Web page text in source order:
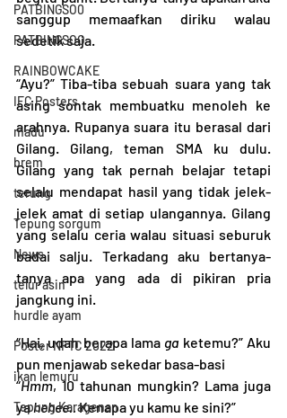
PATBINGSO0
PATBINGSOO
RAINBOWCAKE
IFC Posters
madu
brem
terung
Tepung sorgum
News
telur asin
hurdle ayam
Poster NFTC 2022
ikan lemuru
Tepung Karagenan
sanggup memaafkan diriku walau
sedetik saja.
“Ayu?” Tiba-tiba sebuah suara yang tak
asing sontak membuatku menoleh ke
arahnya. Rupanya suara itu berasal dari
Gilang. Gilang, teman SMA ku dulu.
Gilang yang tak pernah belajar tetapi
selalu mendapat hasil yang tidak jelek-
jelek amat di setiap ulangannya. Gilang
yang selalu ceria walau situasi seburuk
badai salju. Terkadang aku bertanya-
tanya apa yang ada di pikiran pria
jangkung ini.
“Hai, udah berapa lama ga ketemu?” Aku
pun menjawab sekedar basa-basi
“Hmm, 10 tahunan mungkin? Lama juga
ya hehee.. Kenapa yu kamu ke sini?”